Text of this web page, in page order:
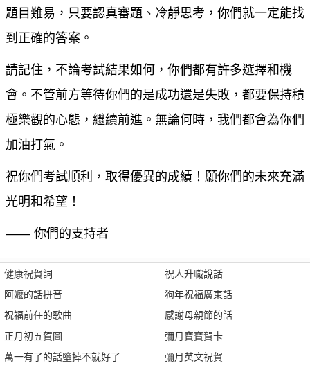
題目難易，只要認真審題、冷靜思考，你們就一定能找
到正確的答案。
請記住，不論考試結果如何，你們都有許多選擇和機
會。不管前方等待你們的是成功還是失敗，都要保持積
極樂觀的心態，繼續前進。無論何時，我們都會為你們
加油打氣。
祝你們考試順利，取得優異的成績！願你們的未來充滿
光明和希望！
—— 你們的支持者
健康祝賀詞
阿嬤的話拼音
祝福前任的歌曲
正月初五賀圖
萬一有了的話墮掉不就好了
祝人升職說話
狗年祝福廣東話
感謝母親節的話
彌月寶寶賀卡
彌月英文祝賀